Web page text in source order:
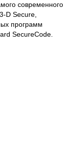
современного
D Secure,
программ
SecureCode.